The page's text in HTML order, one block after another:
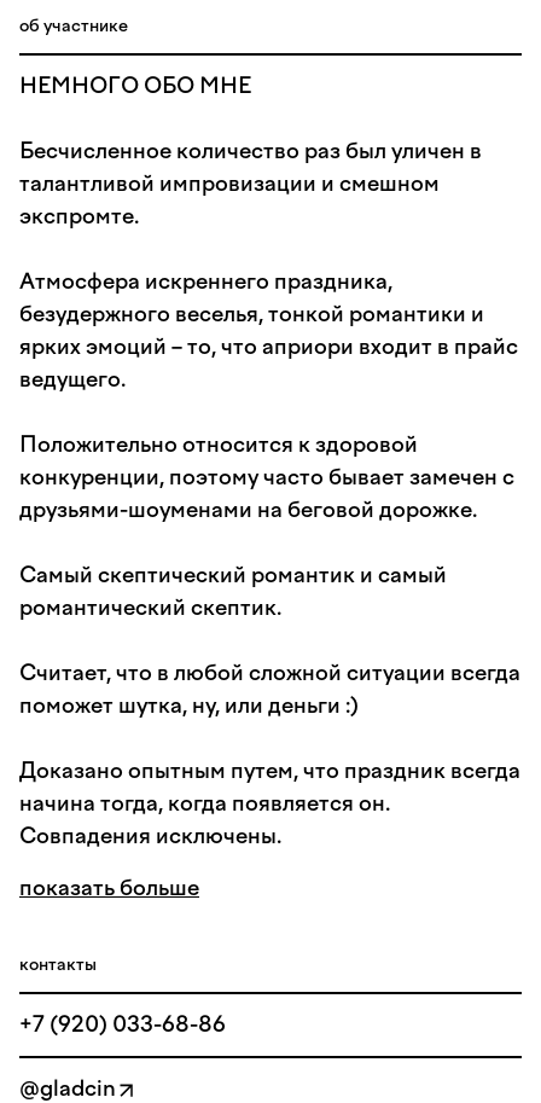
об участнике
НЕМНОГО ОБО МНЕ
Бесчисленное количество раз был уличен в
талантливой импровизации и смешном
экспромте.
Атмосфера искреннего праздника,
безудержного веселья, тонкой романтики и
ярких эмоций – то, что априори входит в прайс
ведущего.
Положительно относится к здоровой
конкуренции, поэтому часто бывает замечен с
друзьями-шоуменами на беговой дорожке.
Самый скептический романтик и самый
романтический скептик.
Считает, что в любой сложной ситуации всегда
поможет шутка, ну, или деньги :)
Доказано опытным путем, что праздник всегда
начина тогда, когда появляется он.
Совпадения исключены.
показать больше
контакты
+7 (920) 033-68-86
@gladcin